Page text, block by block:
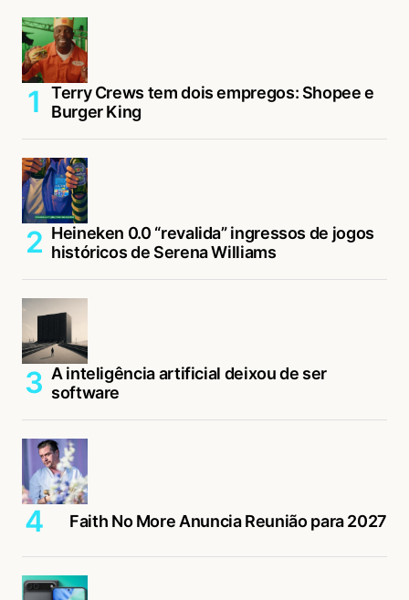
Terry Crews tem dois empregos: Shopee e
Burger King
Heineken 0.0 “revalida” ingressos de jogos
históricos de Serena Williams
A inteligência artificial deixou de ser
software
Faith No More Anuncia Reunião para 2027